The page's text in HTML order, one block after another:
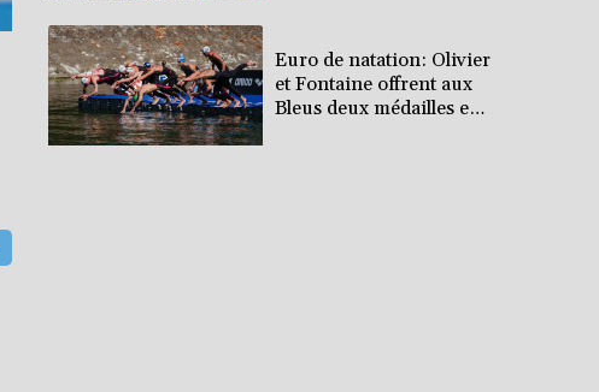
Euro de natation: Olivier
et Fontaine offrent aux
Bleus deux médailles en